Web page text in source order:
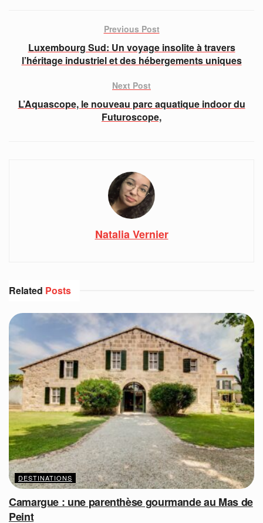
Previous Post
Luxembourg Sud: Un voyage insolite à travers
l’héritage industriel et des hébergements uniques
Next Post
L’Aquascope, le nouveau parc aquatique indoor du
Futuroscope,
Natalia Vernier
Related Posts
DESTINATIONS
Camargue : une parenthèse gourmande au Mas de
Peint